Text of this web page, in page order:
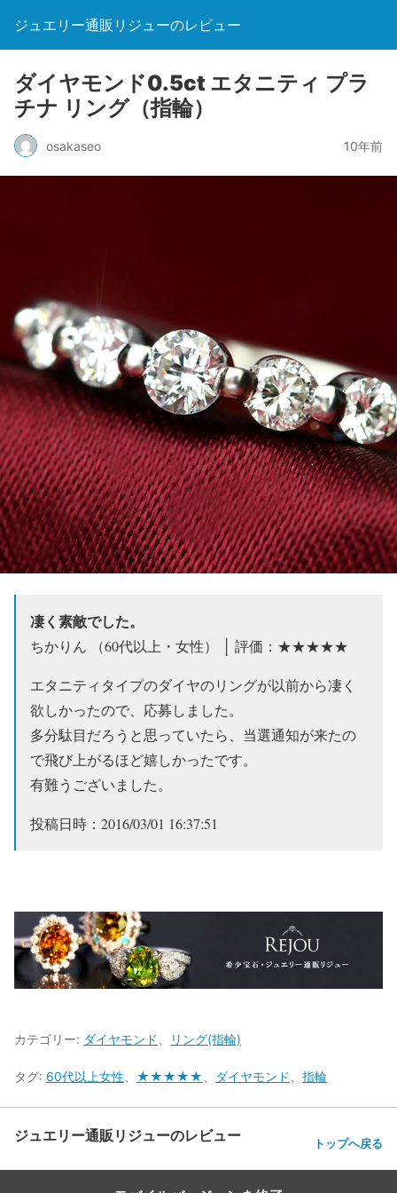
ジュエリー通販リジューのレビュー
ダイヤモンド0.5ct エタニティ プラ
チナ リング（指輪）
osakaseo 10年前
凄く素敵でした。
ちかりん （60代以上・女性） │ 評価：★★★★★
エタニティタイプのダイヤのリングが以前から凄く
欲しかったので、応募しました。
多分駄目だろうと思っていたら、当選通知が来たの
で飛び上がるほど嬉しかったです。
有難うございました。
投稿日時：2016/03/01 16:37:51
カテゴリー: ダイヤモンド リング(指輪)
タグ: 60代以上女性 ★★★★★ ダイヤモンド 指輪
ジュエリー通販リジューのレビュー トップへ戻る